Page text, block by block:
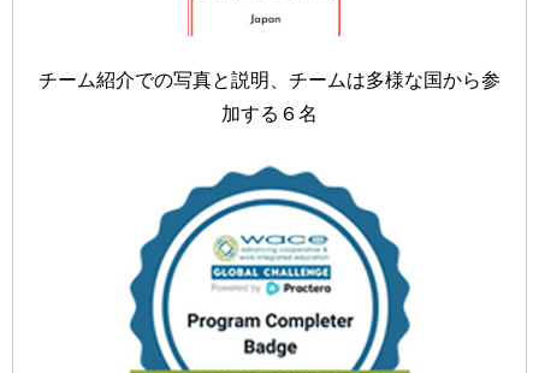
チーム紹介での写真と説明、チームは多様な国から参
加する６名